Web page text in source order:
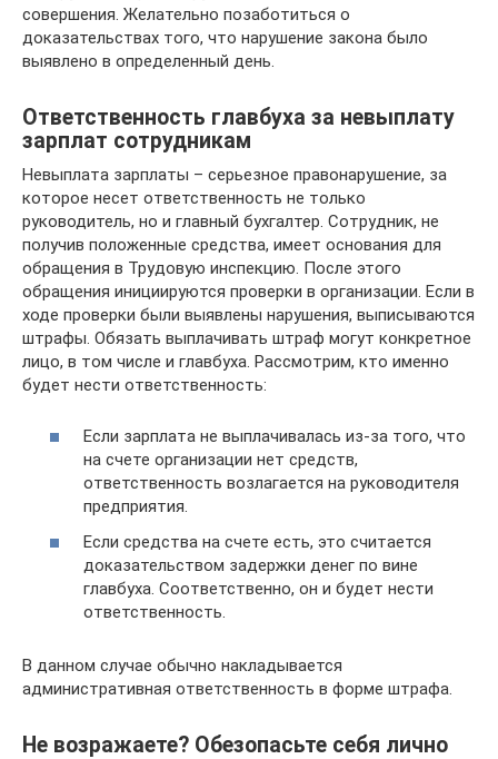
совершения. Желательно позаботиться о
доказательствах того, что нарушение закона было
выявлено в определенный день.
Ответственность главбуха за невыплату
зарплат сотрудникам
Невыплата зарплаты – серьезное правонарушение, за
которое несет ответственность не только
руководитель, но и главный бухгалтер. Сотрудник, не
получив положенные средства, имеет основания для
обращения в Трудовую инспекцию. После этого
обращения инициируются проверки в организации. Если в
ходе проверки были выявлены нарушения, выписываются
штрафы. Обязать выплачивать штраф могут конкретное
лицо, в том числе и главбуха. Рассмотрим, кто именно
будет нести ответственность:
Если зарплата не выплачивалась из-за того, что
на счете организации нет средств,
ответственность возлагается на руководителя
предприятия.
Если средства на счете есть, это считается
доказательством задержки денег по вине
главбуха. Соответственно, он и будет нести
ответственность.
В данном случае обычно накладывается
административная ответственность в форме штрафа.
Не возражаете? Обезопасьте себя лично